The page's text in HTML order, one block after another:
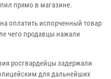
прямо в магазине.
оплатить испорченный товар
чего продавцы нажали
росгвардейцы задержали
для дальнейших